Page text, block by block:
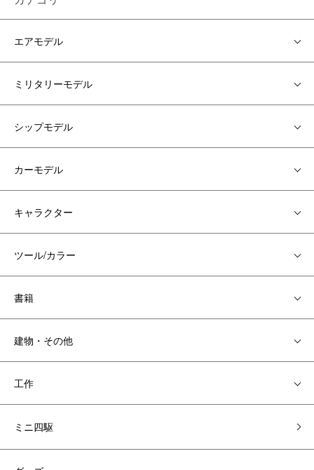
エアモデル
ミリタリーモデル
シップモデル
カーモデル
キャラクター
ツール/カラー
書籍
建物・その他
工作
ミニ四駆